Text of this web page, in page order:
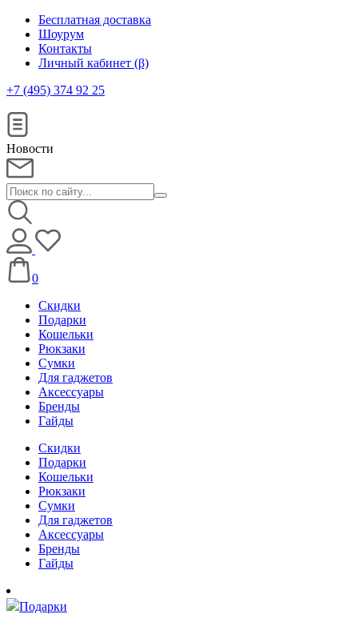
Бесплатная доставка
Шоурум
Контакты
Личный кабинет (β)
+7 (495) 374 92 25
Новости
0
Скидки
Подарки
Кошельки
Рюкзаки
Сумки
Для гаджетов
Аксессуары
Бренды
Гайды
Скидки
Подарки
Кошельки
Рюкзаки
Сумки
Для гаджетов
Аксессуары
Бренды
Гайды
Подарки